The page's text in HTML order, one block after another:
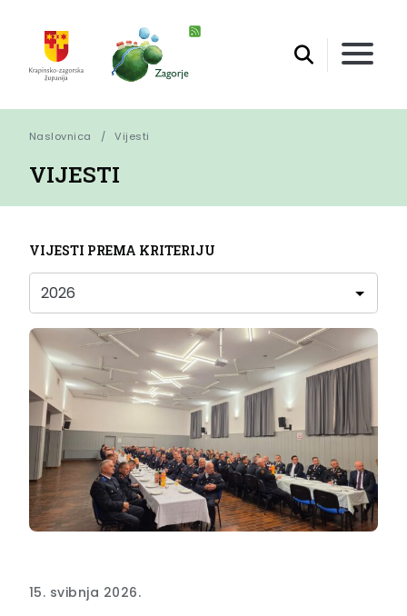
Naslovnica Vijesti
VIJESTI
VIJESTI PREMA KRITERIJU
15. svibnja 2026.